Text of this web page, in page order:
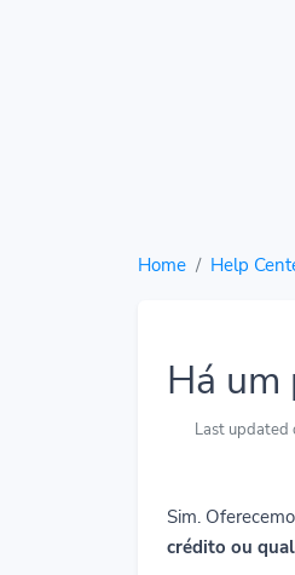
Home Help
Há um
Last updated
Sim.
crédito ou